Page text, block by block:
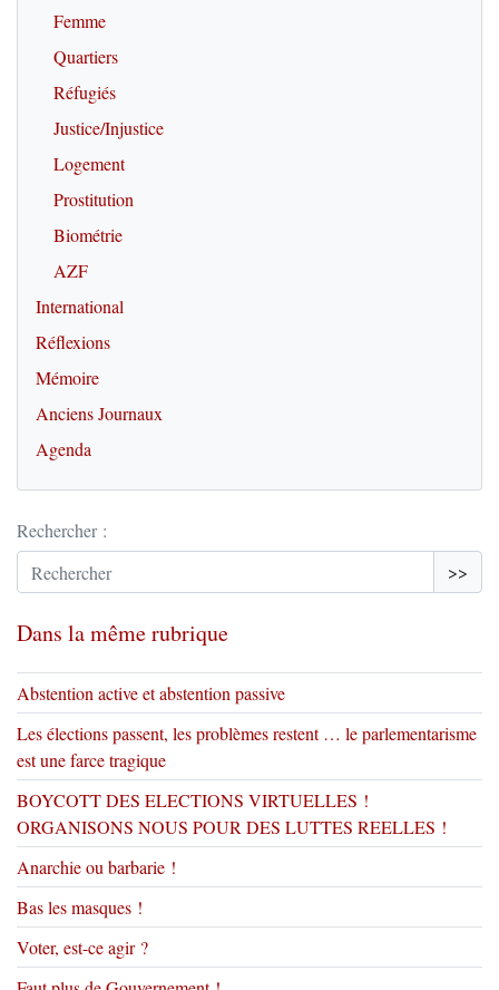
Femme
Quartiers
Réfugiés
Justice/Injustice
Logement
Prostitution
Biométrie
AZF
International
Réflexions
Mémoire
Anciens Journaux
Agenda
Rechercher :
>>
Dans la même rubrique
Abstention active et abstention passive
Les élections passent, les problèmes restent … le parlementarisme
est une farce tragique
BOYCOTT DES ELECTIONS VIRTUELLES !
ORGANISONS NOUS POUR DES LUTTES REELLES !
Anarchie ou barbarie !
Bas les masques !
Voter, est-ce agir ?